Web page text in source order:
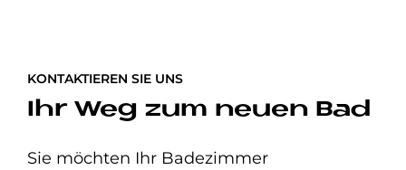
KONTAKTIEREN SIE UNS
Ihr Weg zum neuen Bad
Sie möchten Ihr Badezimmer